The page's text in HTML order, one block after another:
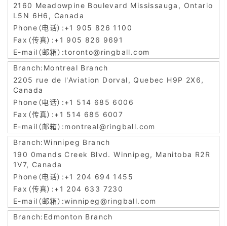
2160 Meadowpine Boulevard Mississauga, Ontario
L5N 6H6, Canada
+1 905 826 1100
+1 905 826 9691
toronto@ringball.com
Montreal Branch
2205 rue de l'Aviation Dorval, Quebec H9P 2X6,
Canada
+1 514 685 6006
+1 514 685 6007
montreal@ringball.com
Winnipeg Branch
190 0mands Creek Blvd. Winnipeg, Manitoba R2R
1V7, Canada
+1 204 694 1455
+1 204 633 7230
winnipeg@ringball.com
Edmonton Branch